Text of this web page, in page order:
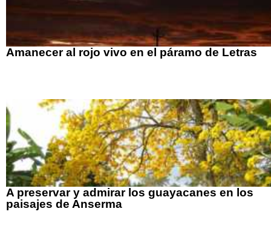
Amanecer al rojo vivo en el páramo de Letras
A preservar y admirar los guayacanes en los
paisajes de Anserma